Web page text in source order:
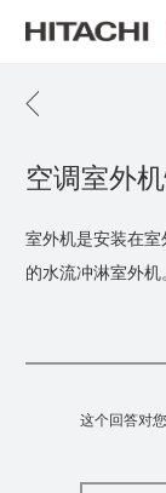
空调室外
室外机是安装在
的水流冲淋室外机
这个回答对